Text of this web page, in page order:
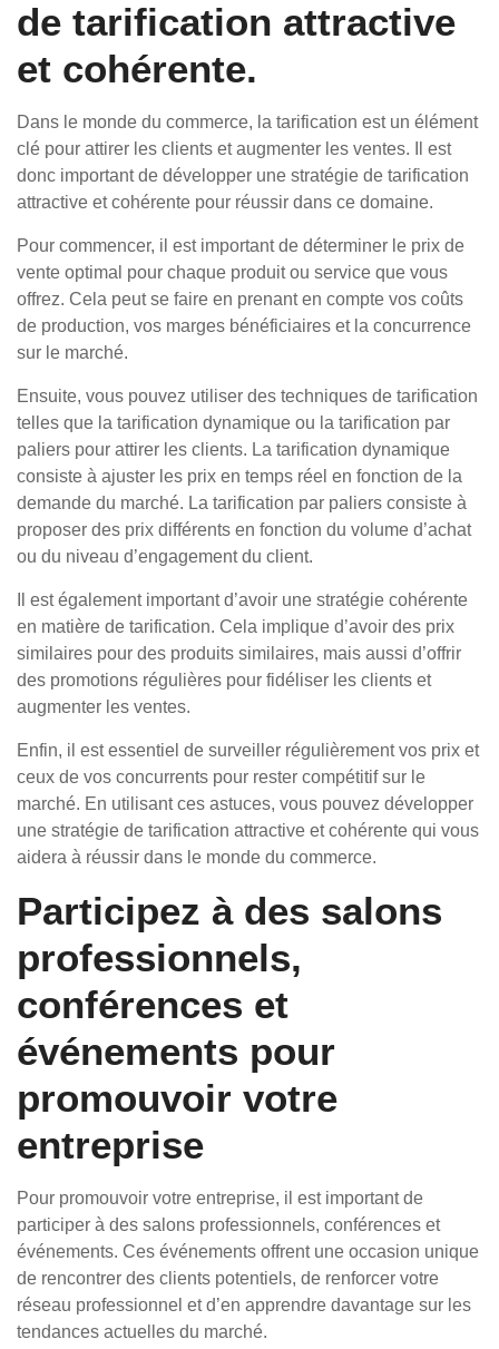
de tarification attractive
et cohérente.
Dans le monde du commerce, la tarification est un élément
clé pour attirer les clients et augmenter les ventes. Il est
donc important de développer une stratégie de tarification
attractive et cohérente pour réussir dans ce domaine.
Pour commencer, il est important de déterminer le prix de
vente optimal pour chaque produit ou service que vous
offrez. Cela peut se faire en prenant en compte vos coûts
de production, vos marges bénéficiaires et la concurrence
sur le marché.
Ensuite, vous pouvez utiliser des techniques de tarification
telles que la tarification dynamique ou la tarification par
paliers pour attirer les clients. La tarification dynamique
consiste à ajuster les prix en temps réel en fonction de la
demande du marché. La tarification par paliers consiste à
proposer des prix différents en fonction du volume d’achat
ou du niveau d’engagement du client.
Il est également important d’avoir une stratégie cohérente
en matière de tarification. Cela implique d’avoir des prix
similaires pour des produits similaires, mais aussi d’offrir
des promotions régulières pour fidéliser les clients et
augmenter les ventes.
Enfin, il est essentiel de surveiller régulièrement vos prix et
ceux de vos concurrents pour rester compétitif sur le
marché. En utilisant ces astuces, vous pouvez développer
une stratégie de tarification attractive et cohérente qui vous
aidera à réussir dans le monde du commerce.
Participez à des salons
professionnels,
conférences et
événements pour
promouvoir votre
entreprise
Pour promouvoir votre entreprise, il est important de
participer à des salons professionnels, conférences et
événements. Ces événements offrent une occasion unique
de rencontrer des clients potentiels, de renforcer votre
réseau professionnel et d’en apprendre davantage sur les
tendances actuelles du marché.